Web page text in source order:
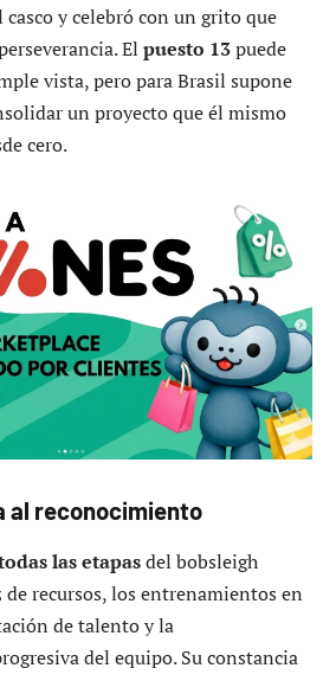
y celebró con un grito que
El puesto 13puede
vista, pero para Brasil supone
un proyecto que él mismo
cero.
al reconocimiento
las etapasdel bobsleigh
de recursos, los entrenamientos en
de talento y la
del equipo. Su constancia